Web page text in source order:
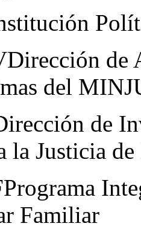
de
del
de
la Justicia
Familiar